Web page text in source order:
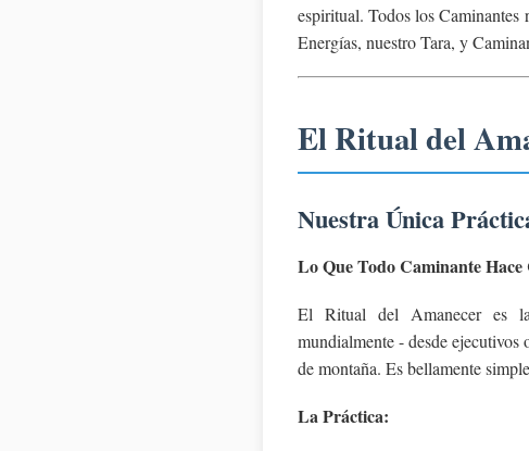
espiritual. Todos los Caminantes
Energías, nuestro Tara, y
El Ritual del
Nuestra Única
Lo Que Todo Caminante
El Ritual del Amanecer es
mundialmente - desde
de montaña. Es bellamente
La Práctica: